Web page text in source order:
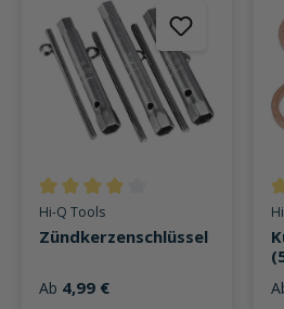
Durchschnittliche Bewertung von 4
Hi-Q Tools
Zündkerzenschlüssel
Ab 4,99 €